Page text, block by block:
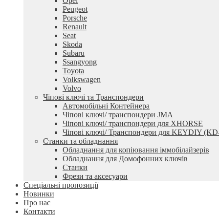
Peugeot
Porsche
Renault
Seat
Skoda
Subaru
Ssangyong
Toyota
Volkswagen
Volvo
Чіпові ключі та Транспондери
Автомобільні Контейнера
Чіпові ключі/ транспондери JMA
Чіпові ключі/ транспондери для XHORSE
Чіпові ключі/ Транспондери для KEYDIY
Станки та обладнання
Обладнання для копіювання іммобілайзерів
Обладнання для Домофонних ключів
Станки
Фрези та аксесуари
Спеціальні пропозиції
Новинки
Про нас
Контакти